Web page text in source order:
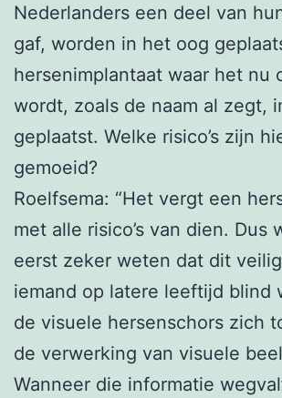
Nederlanders een deel van
gaf, worden in het oog
hersenimplantaat waar het nu
wordt, zoals de naam al zegt,
geplaatst. Welke risico’s zijn
gemoeid?
Roelfsema: “Het vergt een
met alle risico’s van dien. Dus
eerst zeker weten dat dit
iemand op latere leeftijd blind
de visuele hersenschors zich
de verwerking van visuele
Wanneer die informatie